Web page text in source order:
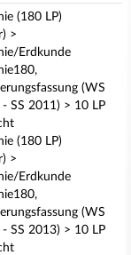
(180 LP)
>
Erdkunde
(WS
SS 2011) > 10 LP
(180 LP)
>
Erdkunde
(WS
SS 2013) > 10 LP